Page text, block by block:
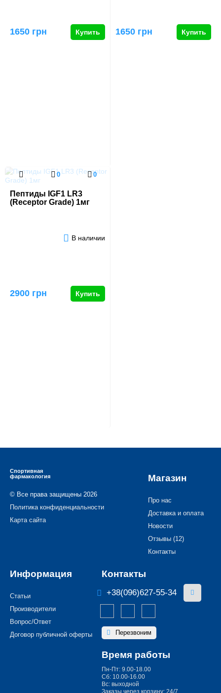
1650 грн Купить 1650 грн Купить
0 0
Пептиды IGF1 LR3
(Receptor Grade) 1мг
В наличии
2900 грн Купить
Спортивная
фармакология
© Все права защищены 2026
Политика конфиденциальности
Карта сайта
Магазин
Про нас
Доставка и оплата
Новости
Отзывы (12)
Контакты
Информация
Статьи
Производители
Вопрос/Ответ
Договор публичной оферты
Контакты
+38(096)627-55-34
Перезвоним
Время работы
Пн-Пт: 9.00-18.00
Сб: 10.00-16.00
Вс: выходной
Заказы через корзину: 24/7